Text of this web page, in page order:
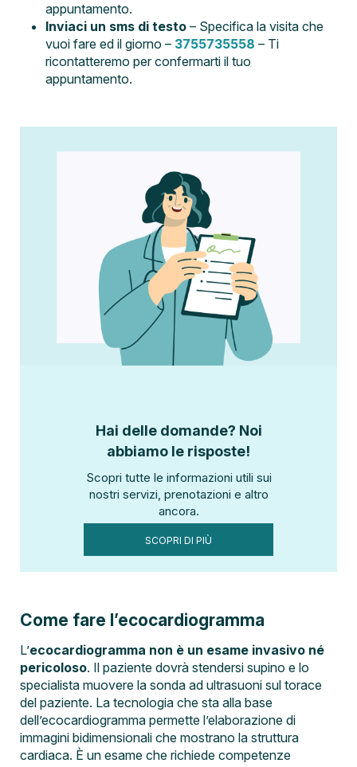
appuntamento.
Inviaci un sms di testo – Specifica la visita che
vuoi fare ed il giorno – 3755735558 – Ti
ricontatteremo per confermarti il tuo
appuntamento.
Hai delle domande? Noi
abbiamo le risposte!
Scopri tutte le informazioni utili sui
nostri servizi, prenotazioni e altro
ancora.
SCOPRI DI PIÙ
Come fare l’ecocardiogramma
L’ecocardiogramma non è un esame invasivo né
pericoloso. Il paziente dovrà stendersi supino e lo
specialista muovere la sonda ad ultrasuoni sul torace
del paziente. La tecnologia che sta alla base
dell’ecocardiogramma permette l’elaborazione di
immagini bidimensionali che mostrano la struttura
cardiaca. È un esame che richiede competenze